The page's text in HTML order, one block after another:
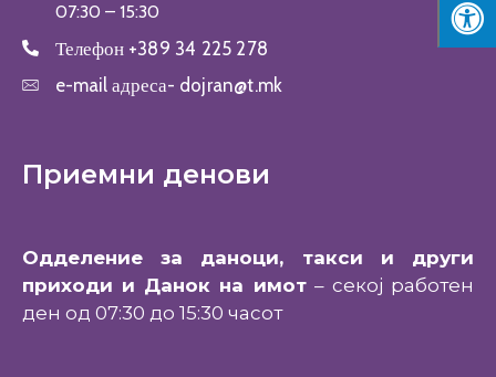
07:30 – 15:30
Телефон +389 34 225 278
e-mail адреса- dojran@t.mk
Приемни денови
Одделение за даноци, такси и други
приходи и Данок на имот– секој работен
ден од 07:30 до 15:30 часот